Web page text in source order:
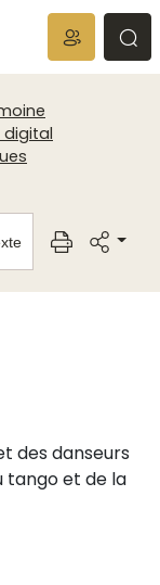
digital
des danseurs
tango et de la